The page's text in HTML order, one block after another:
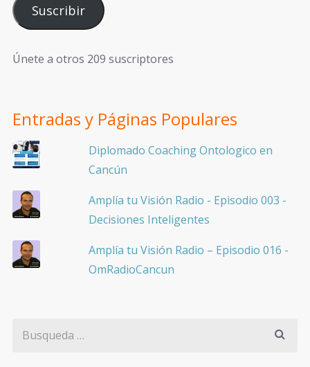
Suscribir
Únete a otros 209 suscriptores
Entradas y Páginas Populares
Diplomado Coaching Ontologico en
Cancún
Amplía tu Visión Radio - Episodio 003 -
Decisiones Inteligentes
Amplía tu Visión Radio – Episodio 016 -
OmRadioCancun